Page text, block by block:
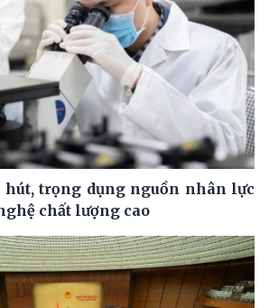
hút, trọng dụng nguồn nhân lực
chất lượng cao